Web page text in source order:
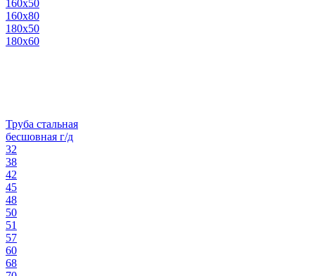
160х50
160х80
180х50
180х60
Труба стальная
бесшовная г/д
32
38
42
45
48
50
51
57
60
68